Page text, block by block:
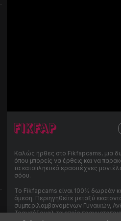
Καλώς ήρθες στο Fikfapcams, μια
όπου μπορείς να έρθεις και να
τα καταπληκτικά ερασιτέχνες
σόου.
Το Fikfapcams είναι 100% δωρεάν
άμεση. Περιηγηθείτε μεταξύ
συμπεριλαμβανομένων Γυναικών,
Τρανσέξουαλ τα οποία